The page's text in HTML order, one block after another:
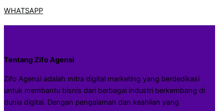
WHATSAPP
Tentang Zifo Agensi
Zifo Agensi adalah mitra digital marketing yang berdedikasi
untuk membantu bisnis dari berbagai industri berkembang di
dunia digital. Dengan pengalaman dan keahlian yang